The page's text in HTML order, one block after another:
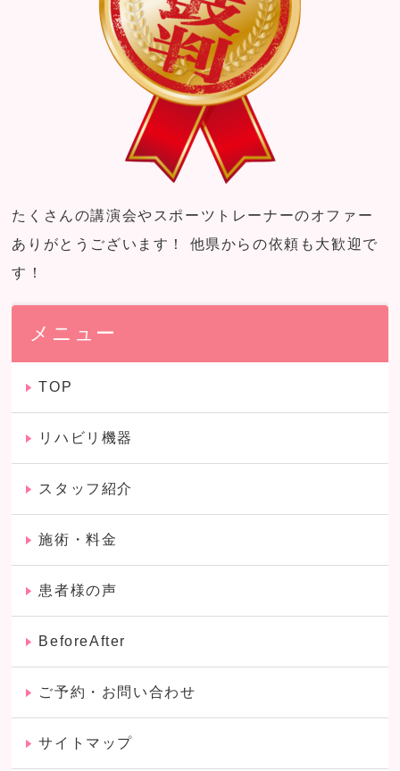
たくさんの講演会やスポーツトレーナーのオファー
ありがとうございます！ 他県からの依頼も大歓迎で
す！
メニュー
TOP
リハビリ機器
スタッフ紹介
施術・料金
患者様の声
BeforeAfter
ご予約・お問い合わせ
サイトマップ